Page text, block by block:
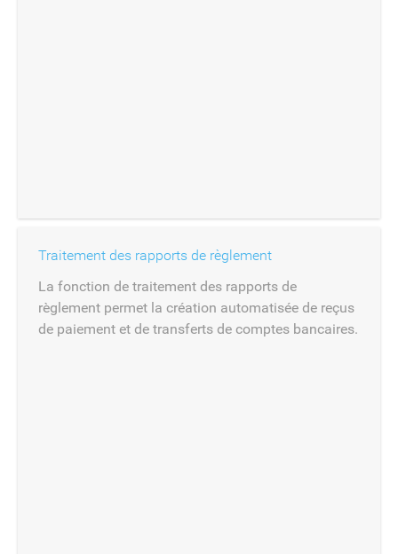
Traitement des rapports de règlement
La fonction de traitement des rapports de
règlement permet la création automatisée de reçus
de paiement et de transferts de comptes bancaires.